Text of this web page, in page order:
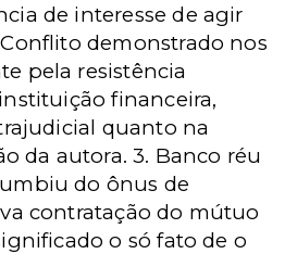
de interesse de agir
demonstrado nos
pela resistência
financeira,
quanto na
da autora. 3. Banco réu
do ônus de
contratação do mútuo
o só fato de o